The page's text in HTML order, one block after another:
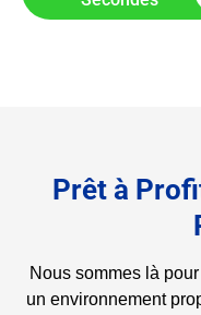
Prêt à
Nous sommes là
un environnement